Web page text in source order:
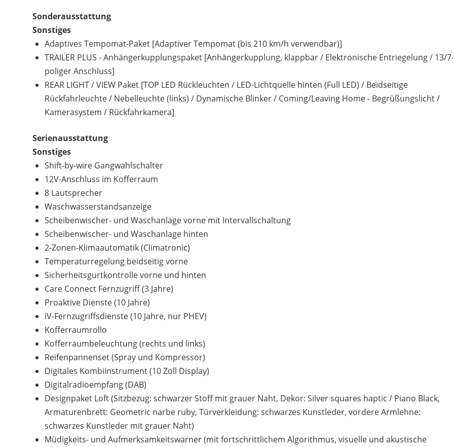
Sonderausstattung
Sonstiges
Adaptives Tempomat-Paket [Adaptiver Tempomat (bis 210 km/h verwendbar)]
TRAILER PLUS - Anhängerkupplungspaket [Anhängerkupplung, klappbar / Elektronische Entriegelung / 13/7-
poliger Anschluss]
REAR LIGHT / VIEW Paket [TOP LED Rückleuchten / LED-Lichtquelle hinten (Full LED) / Beidseitige
Rückfahrleuchte / Nebelleuchte (links) / Dynamische Blinker / Coming/Leaving Home - Begrüßungslicht /
Kamerasystem / Rückfahrkamera]
Serienausstattung
Sonstiges
Shift-by-wire Gangwahlschalter
12V-Anschluss im Kofferraum
8 Lautsprecher
Waschwasserstandsanzeige
Scheibenwischer- und Waschanlage vorne mit Intervallschaltung
Scheibenwischer- und Waschanlage hinten
2-Zonen-Klimaautomatik (Climatronic)
Temperaturregelung beidseitig vorne
Sicherheitsgurtkontrolle vorne und hinten
Care Connect Fernzugriff (3 Jahre)
Proaktive Dienste (10 Jahre)
iV-Fernzugriffsdienste (10 Jahre, nur PHEV)
Kofferraumrollo
Kofferraumbeleuchtung (rechts und links)
Reifenpannenset (Spray und Kompressor)
Digitales Kombiinstrument (10 Zoll Display)
Digitalradioempfang (DAB)
Designpaket Loft (Sitzbezug: schwarzer Stoff mit grauer Naht, Dekor: Silver squares haptic / Piano Black,
Armaturenbrett: Geometric narbe ruby, Türverkleidung: schwarzes Kunstleder, vordere Armlehne:
schwarzes Kunstleder mit grauer Naht)
Müdigkeits- und Aufmerksamkeitswarner (mit fortschrittlichem Algorithmus, visuelle und akustische